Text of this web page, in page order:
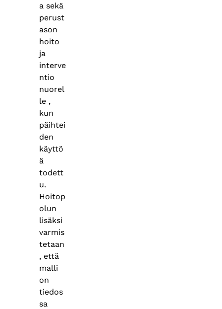
a sekä
perust
ason
hoito
ja
interve
ntio
nuorel
le ,
kun
päihtei
den
käyttö
ä
todett
u.
Hoitop
olun
lisäksi
varmis
tetaan
, että
malli
on
tiedos
sa